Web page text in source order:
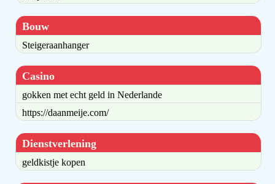
Bouw
Steigeraanhanger
Casino
gokken met echt geld in Nederlande
https://daanmeije.com/
Dienstverlening
geldkistje kopen